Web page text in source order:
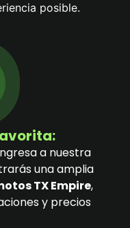
posible.
a nuestra
una amplia
TX Empire,
y precios